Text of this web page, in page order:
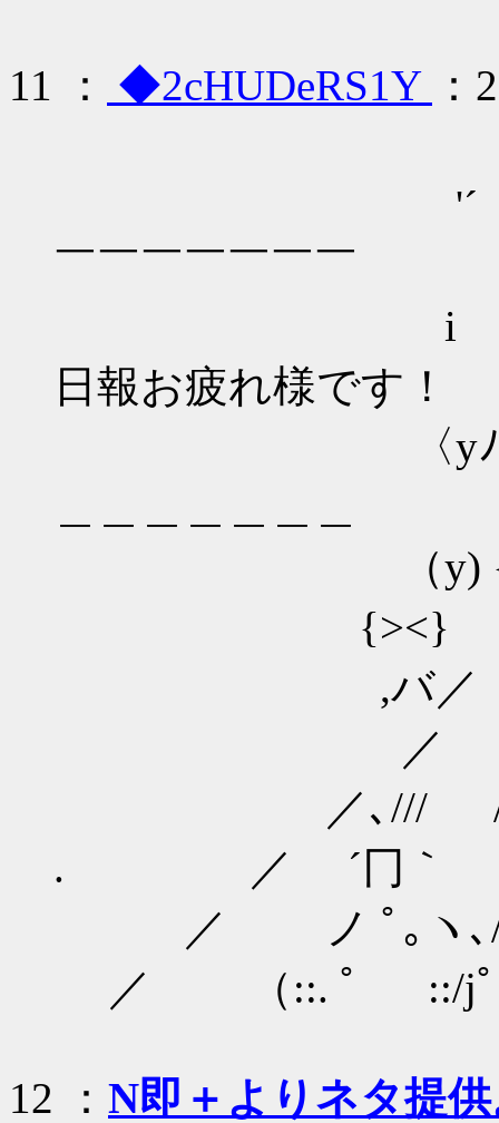
11 ： ◆2cHUDeRS1Y
'´ ヽ ）〉
￣￣￣￣￣￣￣
i ｉ」｣
日報お疲れ様です！
〈yﾉi!ﾟ ヮﾟ
（y) {つ<!
{><} ゞ
,バ
／
／､///
. ／ ´冂｀ /
／ ノ ﾟ｡ヽ､
／ （::. ﾟ ::/
12 ： Ν即＋よりネタ提